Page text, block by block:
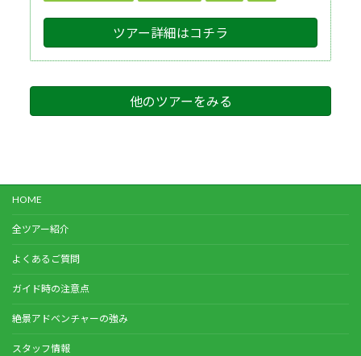
ツアー詳細はコチラ
他のツアーをみる
HOME
全ツアー紹介
よくあるご質問
ガイド時の注意点
絶景アドベンチャーの強み
スタッフ情報